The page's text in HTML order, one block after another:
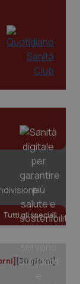
Tutti gli speciali
[30 giorni]